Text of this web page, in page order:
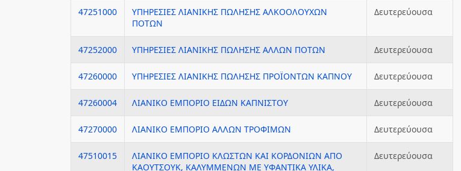
47251000
ΥΠΗΡΕΣΙΕΣ ΛΙΑΝΙΚΗΣ ΠΩΛΗΣΗΣ ΑΛΚΟΟΛΟΥΧΩΝ
ΠΟΤΩΝ
Δευτερεύουσα
47252000 ΥΠΗΡΕΣΙΕΣ ΛΙΑΝΙΚΗΣ ΠΩΛΗΣΗΣ ΑΛΛΩΝ ΠΟΤΩΝ Δευτερεύουσα
47260000 ΥΠΗΡΕΣΙΕΣ ΛΙΑΝΙΚΗΣ ΠΩΛΗΣΗΣ ΠΡΟΪΟΝΤΩΝ ΚΑΠΝΟΥ Δευτερεύουσα
47260004 ΛΙΑΝΙΚΟ ΕΜΠΟΡΙΟ ΕΙΔΩΝ ΚΑΠΝΙΣΤΟΥ Δευτερεύουσα
47270000 ΛΙΑΝΙΚΟ ΕΜΠΟΡΙΟ ΑΛΛΩΝ ΤΡΟΦΙΜΩΝ Δευτερεύουσα
47510015
ΛΙΑΝΙΚΟ ΕΜΠΟΡΙΟ ΚΛΩΣΤΩΝ ΚΑΙ ΚΟΡΔΟΝΙΩΝ ΑΠΟ
ΚΑΟΥΤΣΟΥΚ, ΚΑΛΥΜΜΕΝΩΝ ΜΕ ΥΦΑΝΤΙΚΑ ΥΛΙΚΑ,
Δευτερεύουσα